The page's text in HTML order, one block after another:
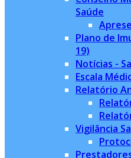
Saúde
Plano de
19)
Notícias -
Escala
Relatório
Vigilância